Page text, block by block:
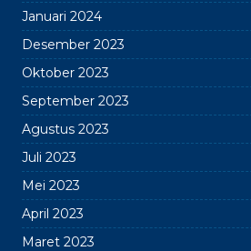
Januari 2024
Desember 2023
Oktober 2023
September 2023
Agustus 2023
Juli 2023
Mei 2023
April 2023
Maret 2023